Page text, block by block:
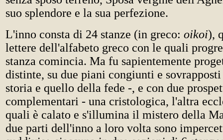
suo splendore e la sua perfezione.
L'inno consta di 24 stanze (in greco: oikoi),
lettere dell'alfabeto greco con le quali
stanza comincia. Ma fu sapientemente
distinte, su due piani congiunti e
storia e quello della fede -, e con due
complementari - una cristologica, l'altra
quali è calato e s'illumina il mistero della
due parti dell'inno a loro volta sono